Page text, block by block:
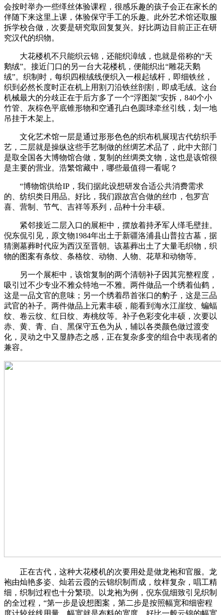
会按时举办一些缂丝体验课程，很感乐趣的孩子会正在家长的
伴随下来这里上课，体验保守手工的乐趣。此外艺术馆还取服
拆学校合做，次要是研究取回复复兴。好比两边目前正正在研
究汉代的织物。
大花楼机不只能织云锦，还能织漳绒，也就是俗称的“天
鹅绒”。接近门口的另一台大花楼机，便能织出“雕花天鹅
绒”。织制时，每织四根绒线便织入一根起绒杆，即细铁丝，
织到必然长度时正在机上用割刀沿铁丝剖割，即成毛绒。这台
机械最大的分歧正在于后方多了一个“浮图架”安拆，840个小
竹管、灰棕色平底锥形物和空通孔白色圆球牵丝引线，划一地
吊挂于木架上。
文化艺术馆一层是通过形形色色的织布机展现古代纺织手
艺，二层就是操纵这些手艺制做的丝绸艺术品了，此中大部门
是取全国各大博物馆合做，复制的丝绸类文物，这也是该馆很
是主要的营业。浩繁馆藏中，哪些最值得一看呢？
“博物馆供给IP，我们据此设想研发合适公共消费需求
的、纺织类日用品。好比，我们跟故宫合做的丝巾，包罗宫
喜、营制、节气、吉祥等系列，品种十分丰硕。
紧邻接近二层入口的展柜中，摆放着持矛军人缂毛壁挂。
倪东侃引见，原文物1984年出土于新疆洛浦县山普拉古墓，据
猜测墓葬时代应为西汉至晋朝。该墓葬出土了大量毛织物，织
物的图案有条纹、条格纹、动物、人物、花草和动物等。
另一个展柜中，该馆复制的两个清朝补子因其完整程度，
吸引过不少专业不雅众特地一不雅。两件做品一个绣着仙鹤，
这是一品文官的意味；另一个绣着昂首张口的豹子，这是三品
武官的补子。两件做品上元素丰硕，能看到海水江崖纹、蝙蝠
纹、卷云纹、红日纹、寿桃纹等。补子色彩变化丰硕，次要以
赤、黄、青、白、黑保守五色为从，辅以各类颜色做过渡变
化，灵动之中又显静态之感，正在复杂多变的组合中表现者的
兼容。
正在古代，这种大花楼机的次要用处是做龙袍和官服。龙
袍由灿艳多姿、灿若云霞的云锦织制而成，纹样复杂，唱工精
细，织制过程也十分繁琐。以龙袍为例，倪东侃细致引见织制
的全过程，“第一步是设想图案，第二步是按照幅宽和细密程